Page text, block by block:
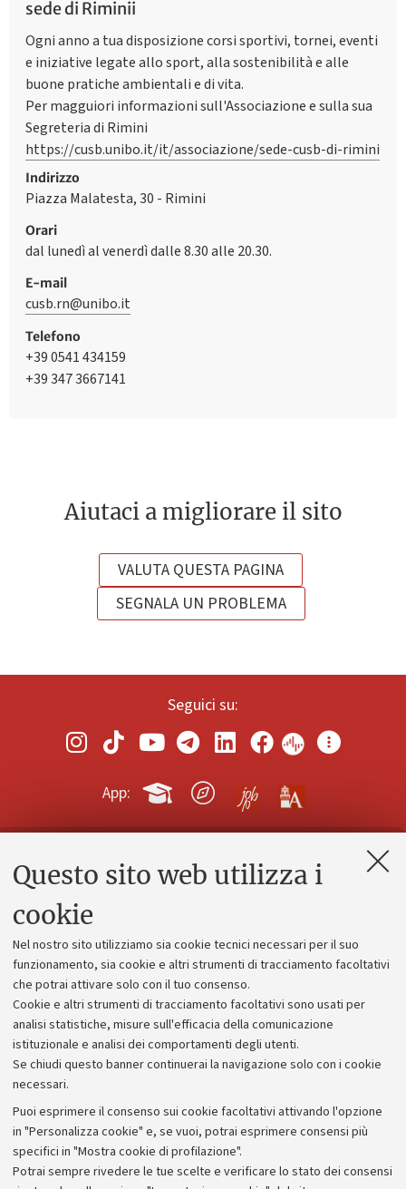
Questo sito web utilizza i
cookie
Nel nostro sito utilizziamo sia cookie tecnici necessari per il suo
funzionamento, sia cookie e altri strumenti di tracciamento facoltativi
che potrai attivare solo con il tuo consenso.
Cookie e altri strumenti di tracciamento facoltativi sono usati per
analisi statistiche, misure sull'efficacia della comunicazione
istituzionale e analisi dei comportamenti degli utenti.
Se chiudi questo banner continuerai la navigazione solo con i cookie
necessari.
Puoi esprimere il consenso sui cookie facoltativi attivando l'opzione
in "Personalizza cookie" e, se vuoi, potrai esprimere consensi più
specifici in "Mostra cookie di profilazione".
Potrai sempre rivedere le tue scelte e verificare lo stato dei consensi
sede di Riminii
Ogni anno a tua disposizione corsi sportivi, tornei, eventi
e iniziative legate allo sport, alla sostenibilità e alle
buone pratiche ambientali e di vita.
Per magguiori informazioni sull'Associazione e sulla sua
Segreteria di Rimini
https://cusb.unibo.it/it/associazione/sede-cusb-di-rimini
Indirizzo
Piazza Malatesta, 30 - Rimini
Orari
dal lunedì al venerdì dalle 8.30 alle 20.30.
E-mail
cusb.rn@unibo.it
Telefono
+39 0541 434159
+39 347 3667141
Aiutaci a migliorare il sito
VALUTA QUESTA PAGINA
SEGNALA UN PROBLEMA
Seguici su:
App:
Contatti e PEC
Alumni community
Piano strategico
Bilanci
Donazioni e 5x1000
Bandi, gare e concorsi
Albo online
Amministrazione trasparente